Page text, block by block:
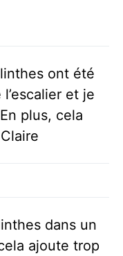
ont été
et je
plus, cela
dans un
ajoute trop